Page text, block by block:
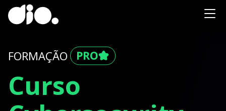
FORMAÇÃO
Curso